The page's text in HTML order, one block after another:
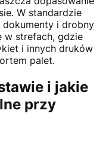
W standardzie
i drobny
w strefach, gdzie
i innych druków
palet.
i jakie
przy